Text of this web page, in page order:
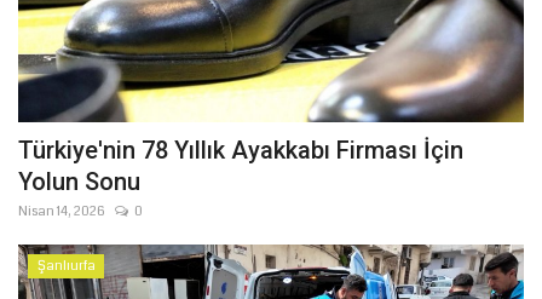
Türkiye'nin 78 Yıllık Ayakkabı Firması İçin
Yolun Sonu
Nisan 14, 2026 0
Şanlıurfa